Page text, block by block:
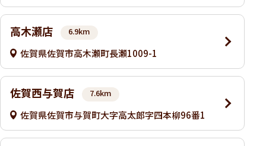
高木瀬店 6.9km
佐賀県佐賀市高木瀬町長瀬1009-1
佐賀西与賀店 7.6km
佐賀県佐賀市与賀町大字高太郎字四本柳96番1